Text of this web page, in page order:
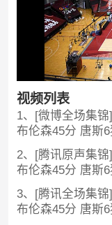
视频列表
1、[微博全场集
布伦森45分 唐斯
2、[腾讯原声集
布伦森45分 唐斯
3、[腾讯全场集
布伦森45分 唐斯